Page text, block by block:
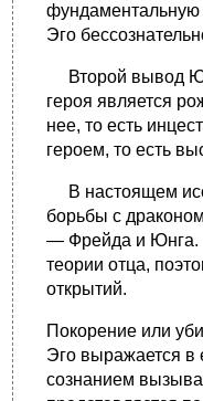
фундаментальную
Эго
Второй вывод
героя является
нее, то есть
героем, то есть
В настоящем
борьбы с
— Фрейда и Юнга.
теории отца,
открытий.
Покорение или
Эго выражается в
сознанием